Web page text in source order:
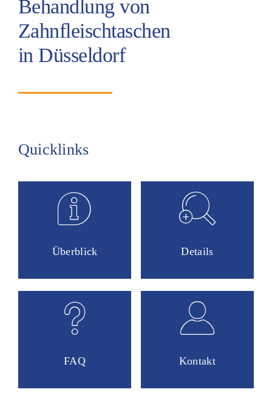
Behandlung von
Zahnfleischtaschen
in Düsseldorf
Quicklinks
Überblick Details
FAQ Kontakt